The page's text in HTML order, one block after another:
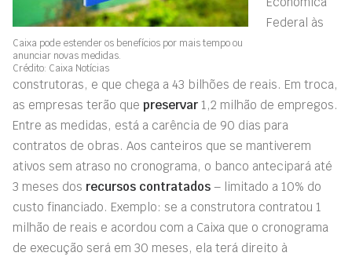
Caixa pode estender os benefícios por mais tempo ou
anunciar novas medidas.
Crédito: Caixa Notícias
Federal às
construtoras, e que chega a 43 bilhões de reais. Em troca,
as empresas terão que preservar 1,2 milhão de empregos.
Entre as medidas, está a carência de 90 dias para
contratos de obras. Aos canteiros que se mantiverem
ativos sem atraso no cronograma, o banco antecipará até
3 meses dos recursos contratados – limitado a 10% do
custo financiado. Exemplo: se a construtora contratou 1
milhão de reais e acordou com a Caixa que o cronograma
de execução será em 30 meses, ela terá direito à